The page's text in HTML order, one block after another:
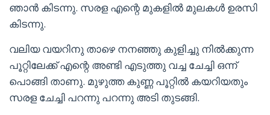
ഞാൻ കിടന്നു. സരള എന്റെ മുകളിൽ മുലകൾ ഉരസി
കിടന്നു.
വലിയ വയറിനു താഴെ നനഞ്ഞു കുളിച്ചു നിൽക്കുന്ന
പൂറ്റിലേക്ക് എന്റെ അണ്ടി എടുത്തു വച്ച ചേച്ചി ഒന്ന്
പൊങ്ങി താണു. മുഴുത്ത കുണ്ണ പൂറ്റിൽ കയറിയതും
സരള ചേച്ചി പറന്നു പറന്നു അടി തുടങ്ങി.